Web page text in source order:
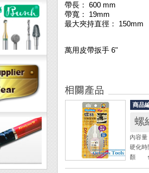
帶長： 600 mm
帶寬： 19mm
最大夾持直徑： 150mm
萬用皮帶扳手 6"
商品
螺
內容
硬化
顏 色